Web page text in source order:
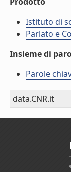
Istituto di
Parlato e
Insieme di
Parole
data.CNR.it